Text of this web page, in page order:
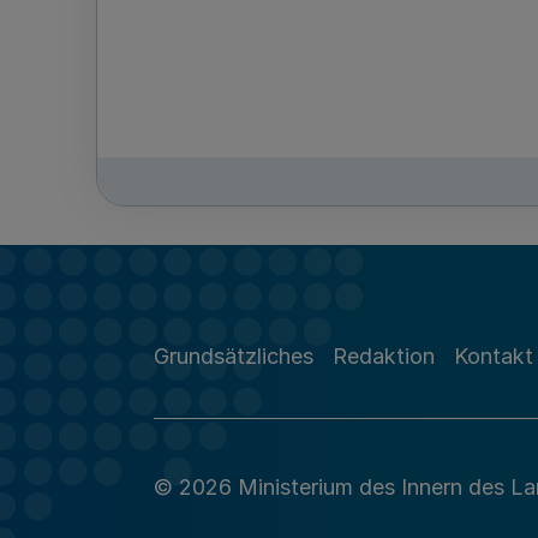
Grundsätzliches Redaktion Kontakt
© 2026 Ministerium des Innern des